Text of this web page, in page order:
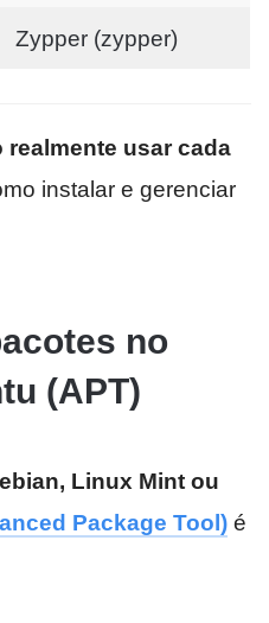
Zypper (zypper)
realmente usar cada
instalar e gerenciar
no
(APT)
Linux Mint ou
Package Tool) é